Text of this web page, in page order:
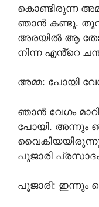
കൊണ്ടിരുന്ന
ഞാൻ കണ്ടു.
അരയിൽ ആ
നിന്ന എൻ്റെ
അമ്മ: പോയി
ഞാൻ വേഗം
പോയി. അന്നും
പൂജാരി
പൂജാരി: ഇന്നും